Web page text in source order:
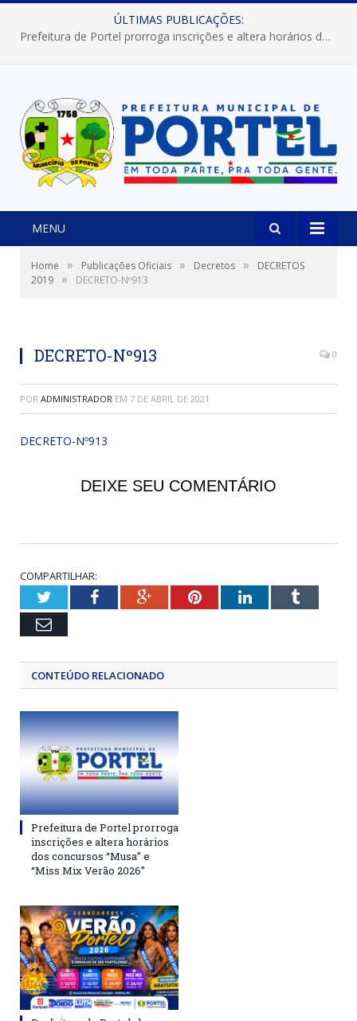
ÚLTIMAS PUBLICAÇÕES:
Prefeitura de Portel prorroga inscrições e altera horários dos concursos “Musa” e “Miss Mix Verão 2026”
MENU
Home » Publicações Oficiais » Decretos »
DECRETOS
2019 » DECRETO-Nº913
DECRETO-Nº913 0
POR ADMINISTRADOR EM 7 DE ABRIL DE 2021
DECRETO-Nº913
DEIXE SEU COMENTÁRIO
COMPARTILHAR:
TwitterFacebookGoogle+PinterestLinkedInTumblr
Email
CONTEÚDO RELACIONADO
Prefeitura de Portel prorroga
inscrições e altera horários
dos concursos “Musa” e
“Miss Mix Verão 2026”